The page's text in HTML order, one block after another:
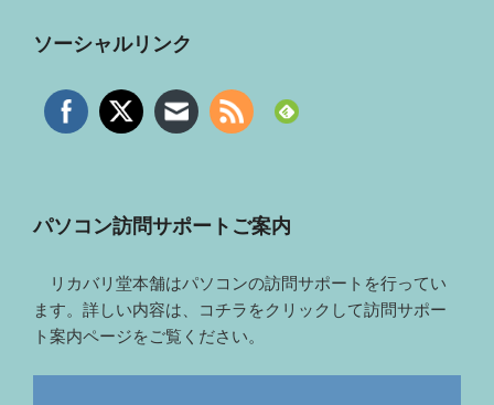
ソーシャルリンク
パソコン訪問サポートご案内
リカバリ堂本舗はパソコンの訪問サポートを行ってい
ます。詳しい内容は、コチラをクリックして訪問サポー
ト案内ページをご覧ください。